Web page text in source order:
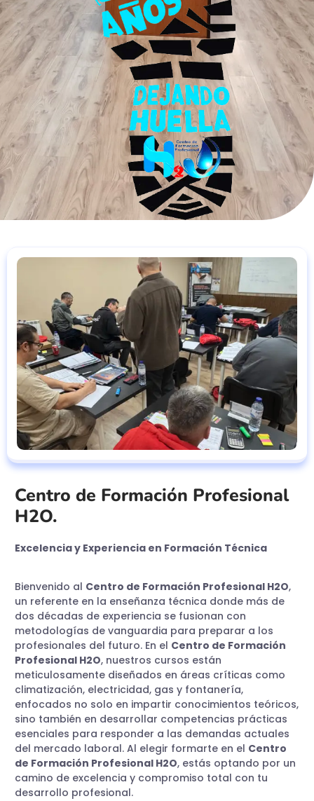
Centro de Formación Profesional
H2O.
Excelencia y Experiencia en Formación Técnica
Bienvenido al Centro de Formación Profesional H2O,
un referente en la enseñanza técnica donde más de
dos décadas de experiencia se fusionan con
metodologías de vanguardia para preparar a los
profesionales del futuro. En el Centro de Formación
Profesional H2O, nuestros cursos están
meticulosamente diseñados en áreas críticas como
climatización, electricidad, gas y fontanería,
enfocados no solo en impartir conocimientos teóricos,
sino también en desarrollar competencias prácticas
esenciales para responder a las demandas actuales
del mercado laboral. Al elegir formarte en el Centro
de Formación Profesional H2O, estás optando por un
camino de excelencia y compromiso total con tu
desarrollo profesional.